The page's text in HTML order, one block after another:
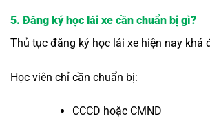
5. Đăng ký học lái xe cần chuẩn bị gì?
Thủ tục đăng ký học lái xe hiện nay khá
Học viên chỉ cần chuẩn bị:
CCCD hoặc CMND